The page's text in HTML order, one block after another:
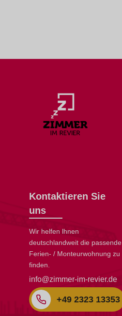
Kontaktieren Sie
uns
Wir helfen lhnen
deutschlandweit die passende
Ferien- / Monteurwohnung zu
finden.
info@zimmer-im-revier.de
+49 2323 13353